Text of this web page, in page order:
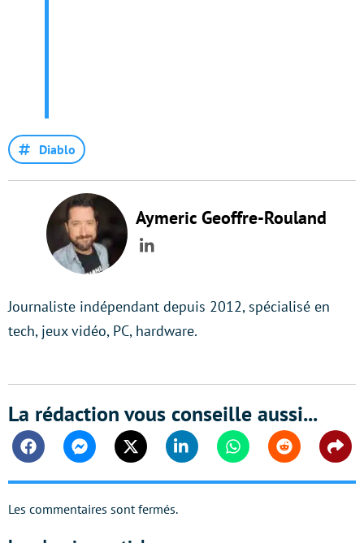
Diablo
Aymeric Geoffre-Rouland
LinkedIn
Journaliste indépendant depuis 2012, spécialisé en
tech, jeux vidéo, PC, hardware.
La rédaction vous conseille aussi...
FacebookMessengerTwitter Linkedin WhatsappReddit
Les commentaires sont fermés.